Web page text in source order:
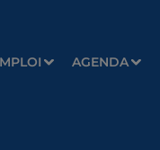
AGENDA